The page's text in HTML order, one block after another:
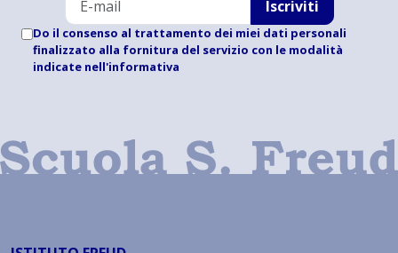
Iscriviti
Do il consenso al trattamento dei miei dati personali
finalizzato alla fornitura del servizio con le modalità
indicate nell'informativa